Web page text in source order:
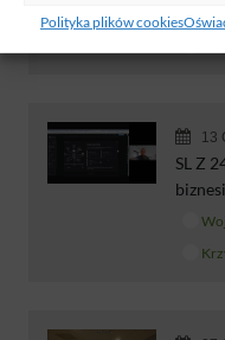
Polityka plików cookies
13
SL Z